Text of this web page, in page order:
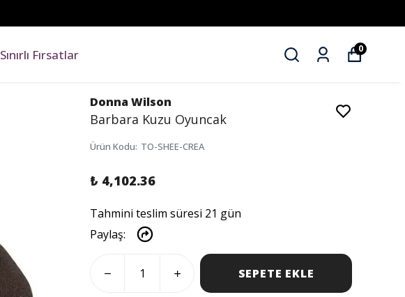
Sınırlı Fırsatlar 0
Donna Wilson
Barbara Kuzu Oyuncak
Ürün Kodu: TO-SHEE-CREA
₺ 4,102.36
Tahmini teslim süresi 21 gün
Paylaş:
SEPETE EKLE